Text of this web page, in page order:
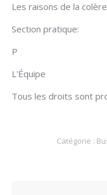
Les raisons de la
Section pratique:
P
L'Équipe
Tous les droits sont
Catégorie :